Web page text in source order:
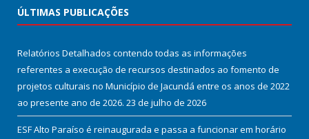
ÚLTIMAS PUBLICAÇÕES
Relatórios Detalhados contendo todas as informações
referentes a execução de recursos destinados ao fomento de
projetos culturais no Município de Jacundá entre os anos de 2022
ao presente ano de 2026. 23 de julho de 2026
ESF Alto Paraíso é reinaugurada e passa a funcionar em horário